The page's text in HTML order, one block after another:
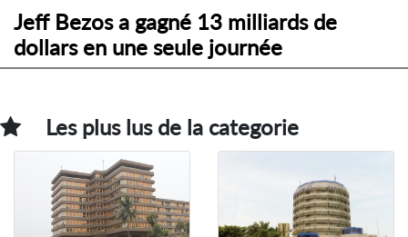
Jeff Bezos a gagné 13 milliards de
dollars en une seule journée
Les plus lus de la categorie